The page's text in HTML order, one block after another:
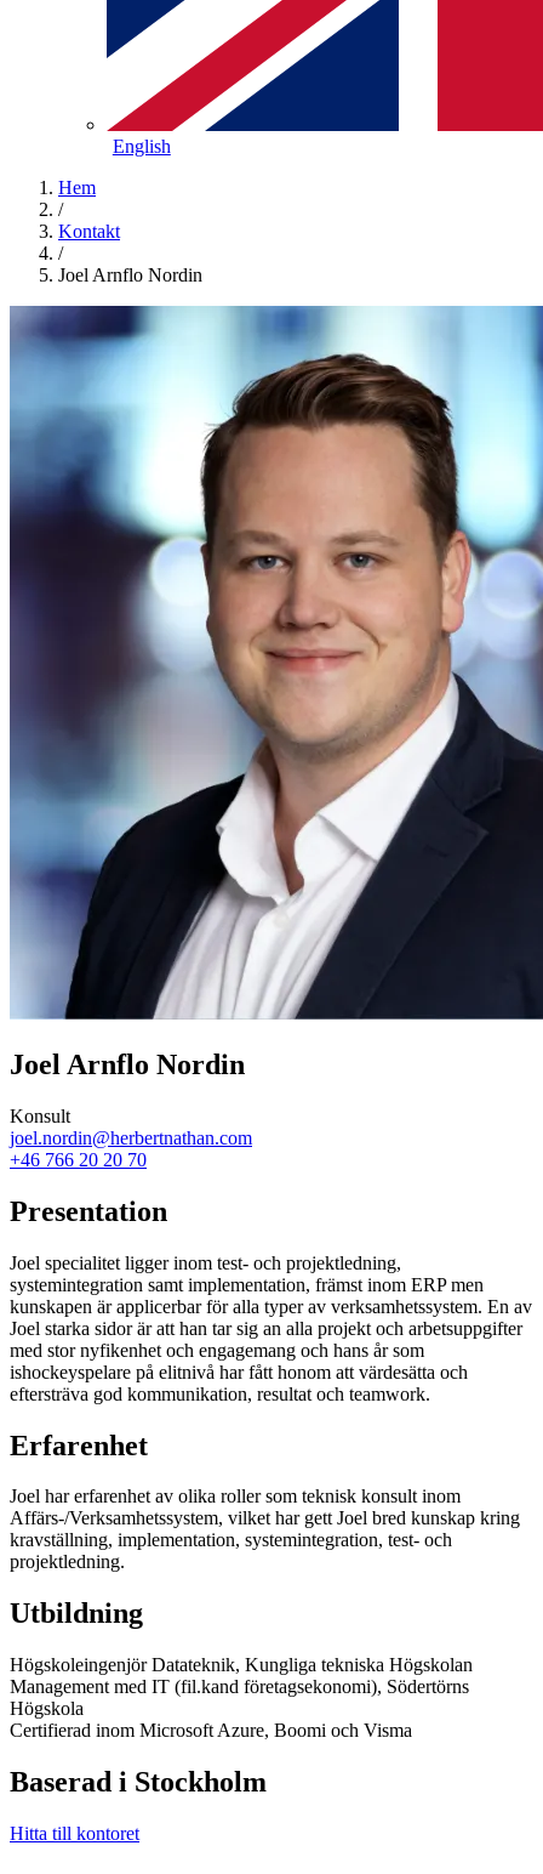
English
Hem
/
Kontakt
/
Joel Arnflo Nordin
Joel Arnflo Nordin
Konsult
joel.nordin@herbertnathan.com
+46 766 20 20 70
Presentation
Joel specialitet ligger inom test- och projektledning,
systemintegration samt implementation, främst inom ERP men
kunskapen är applicerbar för alla typer av verksamhetssystem. En av
Joel starka sidor är att han tar sig an alla projekt och arbetsuppgifter
med stor nyfikenhet och engagemang och hans år som
ishockeyspelare på elitnivå har fått honom att värdesätta och
eftersträva god kommunikation, resultat och teamwork.
Erfarenhet
Joel har erfarenhet av olika roller som teknisk konsult inom
Affärs-/Verksamhetssystem, vilket har gett Joel bred kunskap kring
kravställning, implementation, systemintegration, test- och
projektledning.
Utbildning
Högskoleingenjör Datateknik, Kungliga tekniska Högskolan
Management med IT (fil.kand företagsekonomi), Södertörns
Högskola
Certifierad inom Microsoft Azure, Boomi och Visma
Baserad i Stockholm
Hitta till kontoret